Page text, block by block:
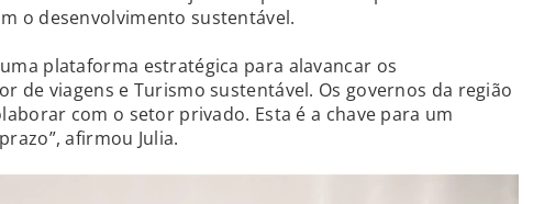
o desenvolvimento sustentável.
uma plataforma estratégica para alavancar os
de viagens e Turismo sustentável. Os governos da região
com o setor privado. Esta é a chave para um
afirmou Julia.